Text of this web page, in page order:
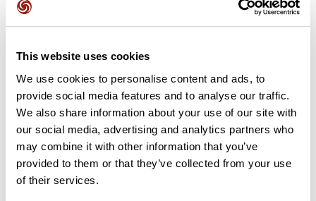
This website uses cookies
We use cookies to personalise content and ads, to
provide social media features and to analyse our traffic.
We also share information about your use of our site with
our social media, advertising and analytics partners who
may combine it with other information that you’ve
provided to them or that they’ve collected from your use
of their services.
Avis des utilisateurs
Soyez le premier à ajouter un avis !
Ajouter un avis
Résumé